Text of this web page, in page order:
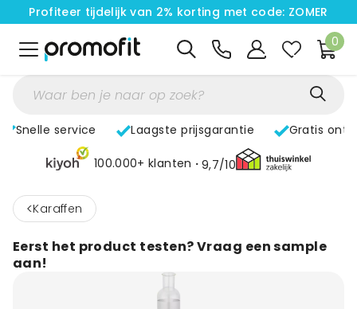
Profiteer tijdelijk van 2% korting met code: ZOMER
0
Snelle service Laagste prijsgarantie Gratis
100.000+ klanten 9,7/10
< Karaffen
Eerst het product testen? Vraag een sample
aan!